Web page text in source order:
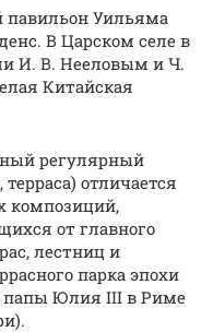
павильон Уильяма
В Царском селе в
И. В. Нееловым и Ч.
Китайская
регулярный
отличается
композиций,
от главного
лестниц и
парка эпохи
папы Юлия III в Риме